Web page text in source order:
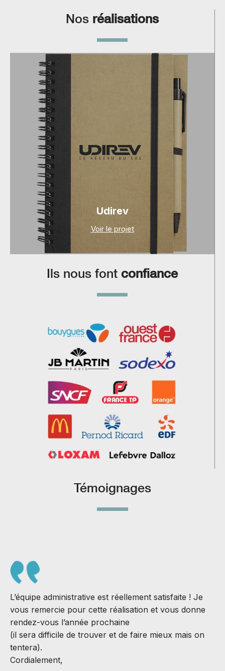
Nos réalisations
Udirev
Voir le projet
Ils nous font confiance
Témoignages
L’équipe administrative est réellement satisfaite ! Je
vous remercie pour cette réalisation et vous donne
rendez-vous l’année prochaine
(il sera difficile de trouver et de faire mieux mais on
tentera).
Cordialement,